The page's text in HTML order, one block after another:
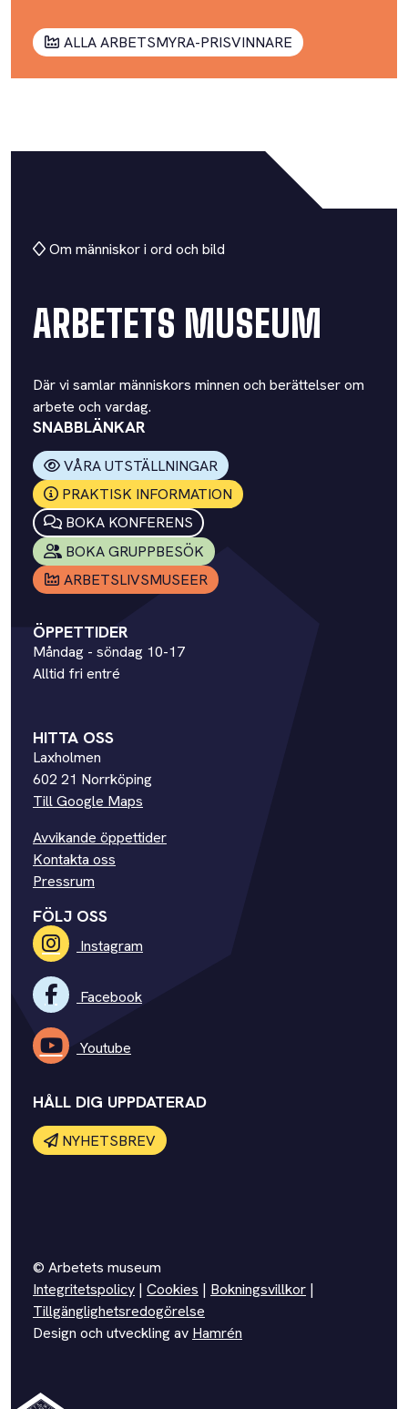
ALLA ARBETSMYRA-PRISVINNARE
Om människor i ord och bild
ARBETETS MUSEUM
Där vi samlar människors minnen och berättelser om
arbete och vardag.
SNABBLÄNKAR
VÅRA UTSTÄLLNINGAR
PRAKTISK INFORMATION
BOKA KONFERENS
BOKA GRUPPBESÖK
ARBETSLIVSMUSEER
ÖPPETTIDER
Måndag - söndag 10-17
Alltid fri entré
HITTA OSS
Laxholmen
602 21 Norrköping
Till Google Maps
Avvikande öppettider
Kontakta oss
Pressrum
FÖLJ OSS
Instagram
Facebook
Youtube
HÅLL DIG UPPDATERAD
NYHETSBREV
© Arbetets museum
Integritetspolicy | Cookies | Bokningsvillkor |
Tillgänglighetsredogörelse
Design och utveckling av Hamrén